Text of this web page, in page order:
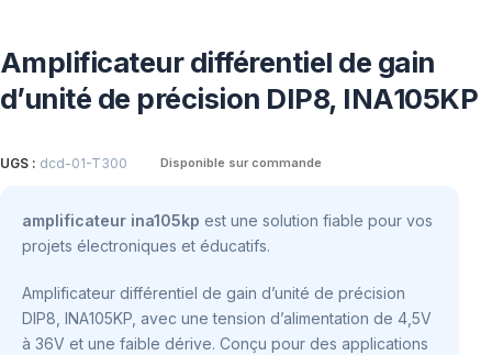
Amplificateur différentiel de gain
d’unité de précision DIP8, INA105KP
UGS : dcd-01-T300 Disponible sur commande
amplificateur ina105kp est une solution fiable pour vos
projets électroniques et éducatifs.
Amplificateur différentiel de gain d’unité de précision
DIP8, INA105KP, avec une tension d’alimentation de 4,5V
à 36V et une faible dérive. Conçu pour des applications